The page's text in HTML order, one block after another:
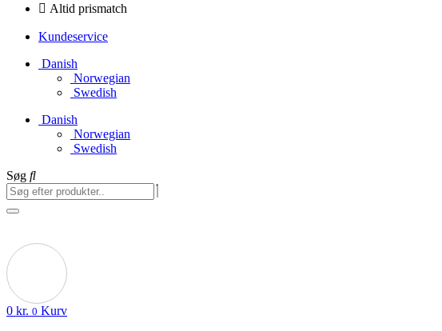
Altid prismatch
Kundeservice
Danish
Norwegian
Swedish
Danish
Norwegian
Swedish
Søg
0 kr. 0 Kurv